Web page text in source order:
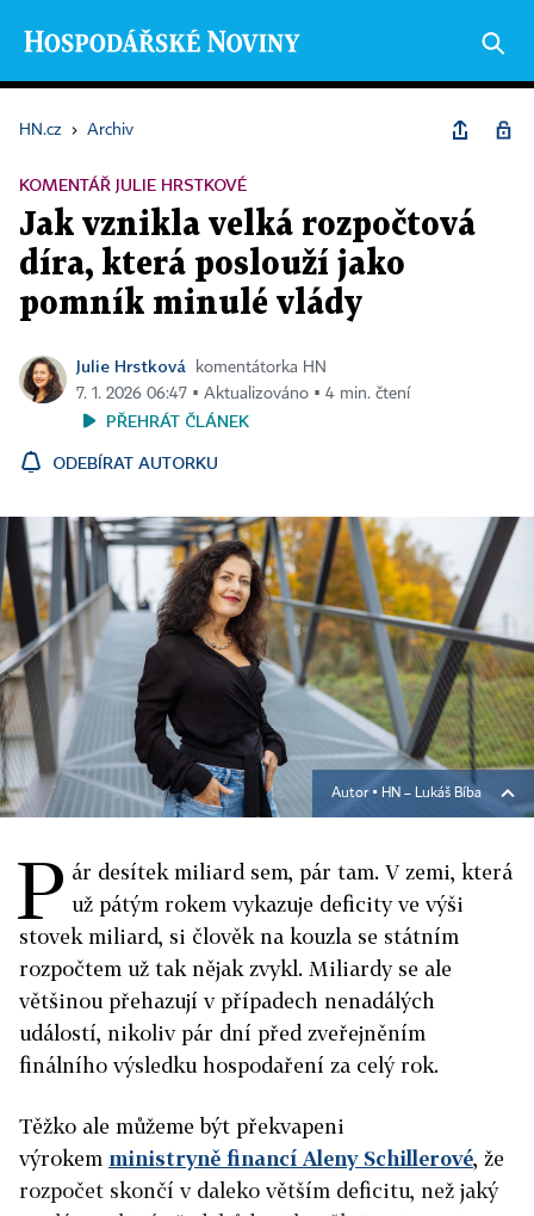
HN.cz › Archiv
KOMENTÁŘ JULIE HRSTKOVÉ
Jak vznikla velká rozpočtová
díra, která poslouží jako
pomník minulé vlády
Julie Hrstková
komentátorka HN
7. 1. 2026 06:47 ▪ Aktualizováno ▪ 4 min. čtení
PŘEHRÁT ČLÁNEK
ODEBÍRAT AUTORKU
Autor ▪ HN – Lukáš Bíba
P ár desítek miliard sem, pár tam. V zemi, která
už pátým rokem vykazuje deficity ve výši
stovek miliard, si člověk na kouzla se státním
rozpočtem už tak nějak zvykl. Miliardy se ale
většinou přehazují v případech nenadálých
událostí, nikoliv pár dní před zveřejněním
finálního výsledku hospodaření za celý rok.
Těžko ale můžeme být překvapeni
výrokem ministryně financí Aleny Schillerové, že
rozpočet skončí v daleko větším deficitu, než jaký